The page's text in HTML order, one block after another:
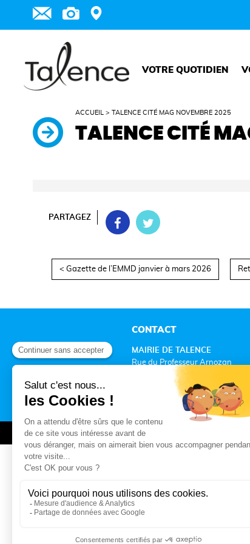
VOTRE QUOTIDIEN
ACCUEIL >TALENCE CITÉ MAG NOVEMBRE 2025
TALENCE CITÉ
PARTAGEZ
< Gazette de l’EMMD janvier à mars 2026
CONTACT
MAIRIE DE TALENCE
Rue du Professeur Arnozan
BP10 035 – 33401 Talence cedex
05 56 84 78 33